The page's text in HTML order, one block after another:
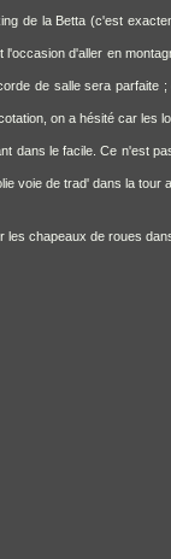
de la Betta (c'est
d'aller en
de salle sera parfaite
on a hésité car les
dans le facile. Ce n'est
voie de trad' dans la
les chapeaux de roues